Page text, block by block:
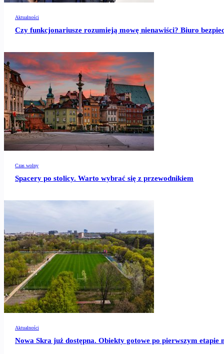
Aktualności
Czy funkcjonariusze rozumieją mowę nienawiści? Biuro
Czas wolny
Spacery po stolicy. Warto wybrać się z przewodnikiem
Aktualności
Nowa Skra już dostępna. Obiekty gotowe po pierwszym etapie